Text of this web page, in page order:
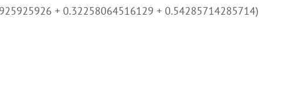
+ 0.32258064516129 + 0.54285714285714)